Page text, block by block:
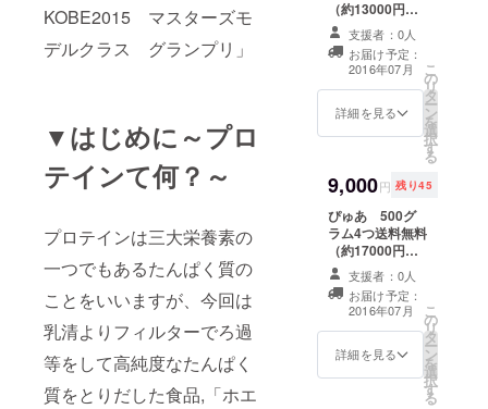
KOBE2015 マスターズモ
デルクラス グランプリ」
▼はじめに～プロ
テインて何？～
プロテインは三大栄養素の
一つでもあるたんぱく質の
ことをいいますが、今回は
乳清よりフィルターでろ過
等をして高純度なたんぱく
質をとりだした食品,「ホエ
たホリス
ティックな
トレーニン
グ＆整体ス
トレッチを
提案
（約13000円相
当）をお送りい
たします。（ク
ロネコヤマト便
予定） ※こちら
の成分表記、ご
注意に関しまし
お願いいたしま
す。
支援者：0人
お届け予定：
2016年07月
詳細を見る
こ
の
リ
タ
ー
ン
を
選
択
す
る
9,000円 残り45
ぴゅあ 500グ
ラム4つ送料無料
（約17000円相
当）をお送りい
たします。（ク
ロネコヤマト予
定） ※こちらの
成分表記、ご注
意に関しまして
支援者：0人
お届け予定：
2016年07月
詳細を見る
こ
の
リ
タ
ー
ン
を
選
択
す
る